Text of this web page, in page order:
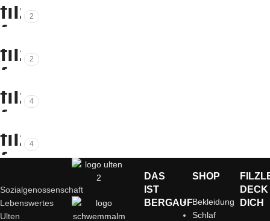
2
2
4
4
Sozialgenossenschaft
Lebenswertes
Ulten
DAS
IST
BERGAUF
SHOP
Bekleidung
Schlaf
DECK
DICH